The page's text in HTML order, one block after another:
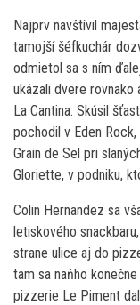
Najprv navštívil
tamojší šéfkuchár
odmietol sa s ním
ukázali dvere rovnako
La Cantina. Skúsil
pochodil v Eden Rock,
Grain de Sel pri
Gloriette, v podniku,
Colin Hernandez sa
letiskového
strane ulice aj do
tam sa naňho
pizzerie Le Piment